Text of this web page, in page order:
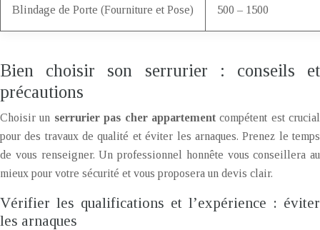
Blindage de Porte (Fourniture et Pose) 500 – 1500
Bien choisir son serrurier : conseils et
précautions
Choisir un serrurier pas cher appartementcompétent est crucial
pour des travaux de qualité et éviter les arnaques. Prenez le temps
de vous renseigner. Un professionnel honnête vous conseillera au
mieux pour votre sécurité et vous proposera un devis clair.
Vérifier les qualifications et l’expérience : éviter
les arnaques